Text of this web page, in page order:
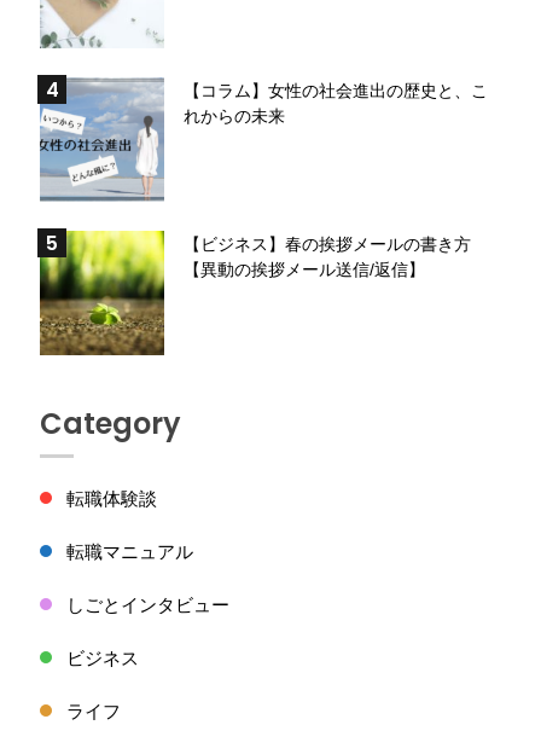
【コラム】女性の社会進出の歴史と、こ
れからの未来
【ビジネス】春の挨拶メールの書き方
【異動の挨拶メール送信/返信】
Category
転職体験談
転職マニュアル
しごとインタビュー
ビジネス
ライフ